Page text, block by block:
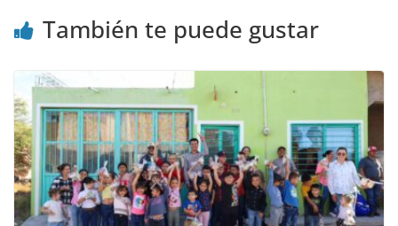
También te puede gustar